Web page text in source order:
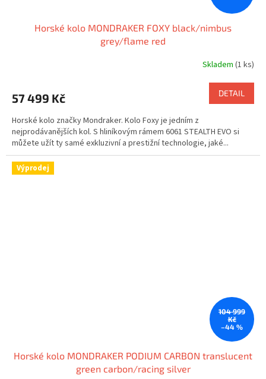
Horské kolo MONDRAKER FOXY black/nimbus
grey/flame red
Skladem (1 ks)
57 499 Kč DETAIL
Horské kolo značky Mondraker. Kolo Foxy je jedním z
nejprodávanějších kol. S hliníkovým rámem 6061 STEALTH EVO si
můžete užít ty samé exkluzivní a prestižní technologie, jaké...
Výprodej
104 999
Kč
–44 %
Horské kolo MONDRAKER PODIUM CARBON translucent
green carbon/racing silver